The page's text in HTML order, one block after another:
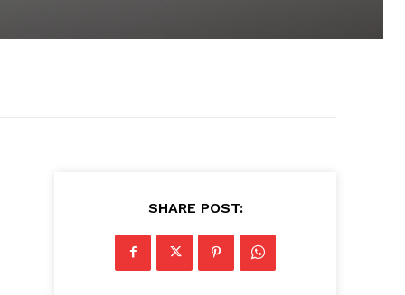
SHARE POST: